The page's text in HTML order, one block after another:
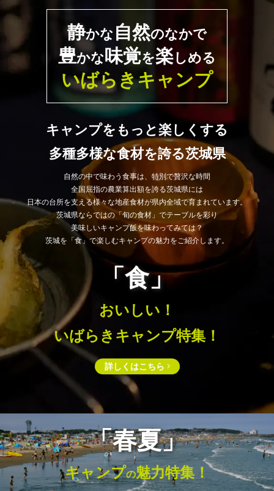
静かな 自然のなかで
豊かな味覚を楽しめる
いばらきキャンプ
キャンプをもっと楽しくする
多種多様な食材を誇る茨城県
自然の中で味わう食事は、特別で贅沢な時間
全国屈指の農業算出額を誇る茨城県には
日本の台所を支える様々な地産食材が県内全域で育まれています。
茨城県ならではの「旬の食材」でテーブルを彩り
美味しいキャンプ飯を味わってみては？
茨城を「食」で楽しむキャンプの魅力をご紹介します。
「食」
おいしい！
いばらきキャンプ特集！
詳しくはこちら
「春夏」
キャンプの魅⼒特集！